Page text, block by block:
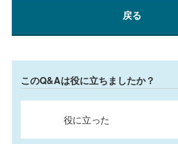
戻る
このQ&Aは役に立ちましたか？
役に立った